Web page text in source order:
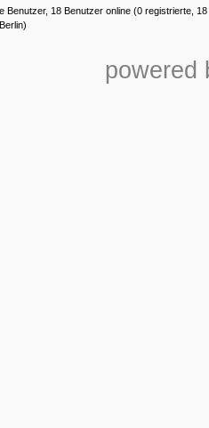
Benutzer, 18 Benutzer online (0 registrierte,
powered